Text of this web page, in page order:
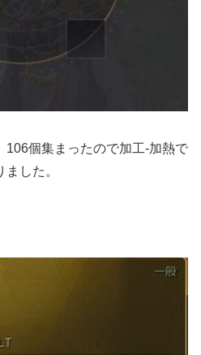
個集まったので加工‐加熱で
した。